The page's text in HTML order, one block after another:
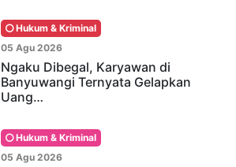
Hukum & Kriminal
05 Agu 2026
Ngaku Dibegal, Karyawan di
Banyuwangi Ternyata Gelapkan
Uang…
Hukum & Kriminal
05 Agu 2026